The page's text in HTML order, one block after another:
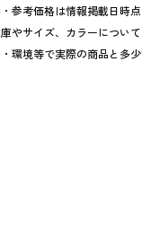
参考価格は情報掲載日時点
やサイズ、カラーについ
環境等で実際の商品と多